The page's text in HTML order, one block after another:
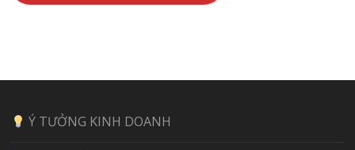
Ý TƯỞNG KINH DOANH